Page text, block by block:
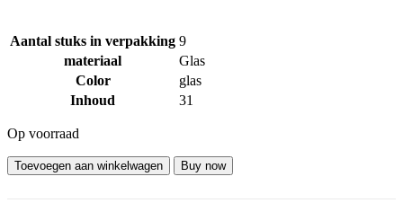
Aantal stuks in verpakking 9
materiaal
Glas
Color
glas
Inhoud
31
Op voorraad
Toevoegen aan winkelwagen Buy now